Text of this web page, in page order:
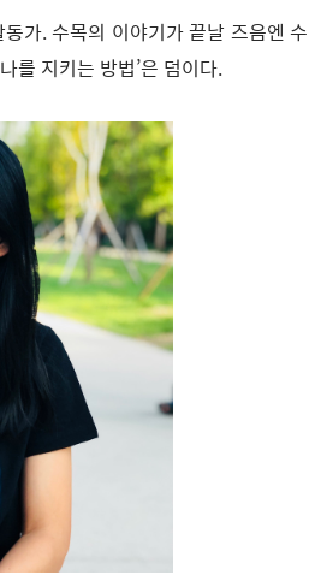
가. 수목의 이야기가 끝날 즈음엔 수
를 지키는 방법’은 덤이다.